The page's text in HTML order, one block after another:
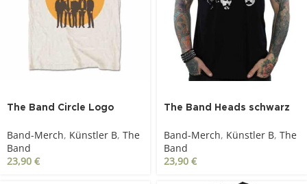
The Band Circle Logo
Band-Merch, Künstler B, The
Band
23,90 €
The Band Heads schwarz
Band-Merch, Künstler B, The
Band
23,90 €